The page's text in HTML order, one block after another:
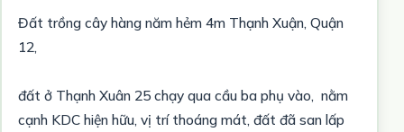
Đất trồng cây hàng năm hẻm 4m Thạnh Xuận, Quận
12,
đất ở Thạnh Xuân 25 chạy qua cầu ba phụ vào, nằm
cạnh KDC hiện hữu, vị trí thoáng mát, đất đã san lấp